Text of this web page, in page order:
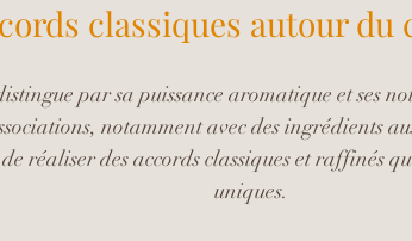
classiques autour
par sa puissance aromatique et ses
notamment avec des ingrédients
réaliser des accords classiques et raffinés
uniques.